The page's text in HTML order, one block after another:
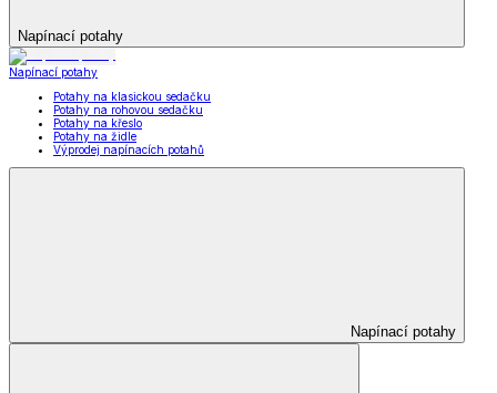
Napínací potahy
Napínací potahy
Potahy na klasickou sedačku
Potahy na rohovou sedačku
Potahy na křeslo
Potahy na židle
Výprodej napínacích potahů
Napínací potahy